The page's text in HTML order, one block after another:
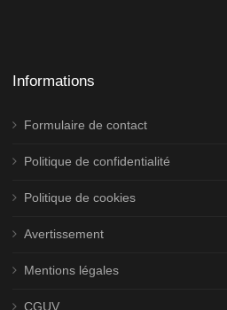
Informations
Formulaire de contact
Politique de confidentialité
Politique de cookies
Avertissement
Mentions légales
CGUV